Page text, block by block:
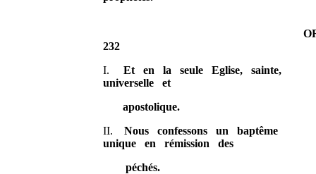
232
I.Et en la seule Eglise, sainte,
universelle et
apostolique.
II.Nous confessons un baptême
unique en rémission des
péchés.